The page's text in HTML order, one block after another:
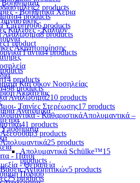
Βοηθήματα
- Βοηθητικά Χέρια
Κάλτσες - Καλσόν
Ακινητοποίησης
Κατ'οίκον Νοσηλείας
Ακράτειας
Ανατομικά
Υποδήματα
- Πάτοι
- Θεραπεία
Ποδιού
2 products
4 products
Υπερήχου6 products
Αναλώσιμα8 products
1 product
Γάντια4 products
14 products
498 products
Αναλώσιμα210 products
Ταινίες Στερέωσης17 products
Απολυμαντικά –
41 products
Αξεσουάρ3 products
Απολυμαντικά25 products
Απολυμαντικά Schülke™15
products
Βάσεις Αντισηπτικών5 products
25 products